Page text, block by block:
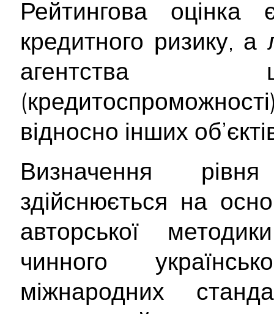
Рейтингова
кредитного ризику,
агентства
відносно інших
Визначення
здійснюється на
авторської
чинного
міжнародних